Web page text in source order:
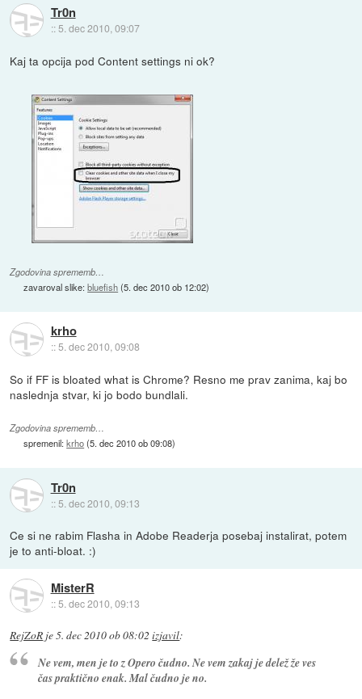
Tr0n
:: 5. dec 2010, 09:07
Kaj ta opcija pod Content settings ni ok?
Zgodovina sprememb…
zavaroval slike:bluefish(5. dec 2010 ob 12:02)
krho
::5. dec 2010, 09:08
So if FF is bloated what is Chrome? Resno me prav zanima, kaj bo
naslednja stvar, ki jo bodo bundlali.
Zgodovina sprememb…
spremenil:krho(5. dec 2010 ob 09:08)
Tr0n
:: 5. dec 2010, 09:13
Ce si ne rabim Flasha in Adobe Readerja posebaj instalirat, potem
je to anti-bloat. :)
MisterR
::5. dec 2010, 09:13
RejZoR je5. dec 2010 ob 08:02 izjavil:
Ne vem, men je to z Opero čudno. Ne vem zakaj je delež že ves
čas praktično enak. Mal čudno je no.